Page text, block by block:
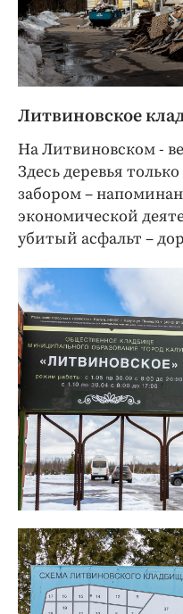
Литвиновское
На Литвиновском -
Здесь деревья
забором –
экономической
убитый асфальт –